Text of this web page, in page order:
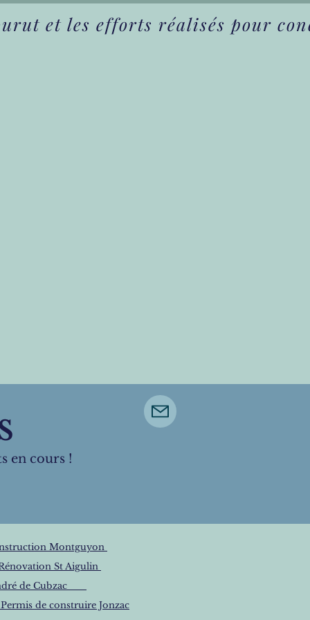
et les efforts réalisés pour
en cours !
Montguyon
St Aigulin
de Cubzac
de construire Jonzac